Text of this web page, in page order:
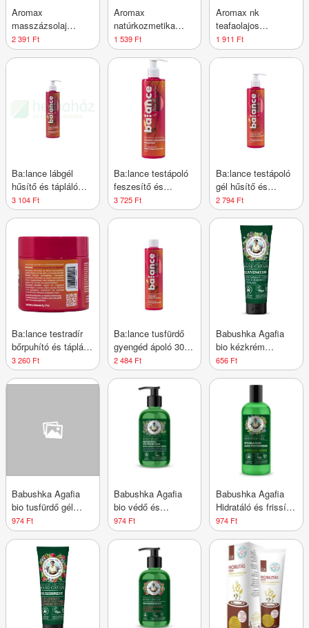
Aromax
masszázsolaj
relaxa 250 ml
2 391 Ft
Aromax
natúrkozmetika
mellápoló olaj 20 ml
1 539 Ft
Aromax nk
teafaolajos
körömápoló olaj 10
ml
1 911 Ft
Ba:lance lábgél
hűsítő és tápláló
300 ml
3 104 Ft
Ba:lance testápoló
feszesítő és
bemelegítő 300 ml
3 725 Ft
Ba:lance testápoló
gél hűsítő és
nyugtató 300 ml
2 794 Ft
Ba:lance testradír
bőrpuhító és tápláló
200 ml
3 260 Ft
Ba:lance tusfürdő
gyengéd ápoló 300
ml
2 484 Ft
Babushka Agafia
bio kézkrém
megújító
fehérsomkóró
kivonattal és bur
marigold virágvízzel
656 Ft
Babushka Agafia
bio tusfürdő gél
antioxidáns sarki
fehérnyír- és
vörösáfonya-
kivonattal 260 ml
974 Ft
Babushka Agafia
bio védő és
hidratáló folyékony
szappan zsálya,
rozmaring illóolaj és
zsályacserje
kivonattal 300 ml
974 Ft
Babushka Agafia
Hidratáló és frissítő
tusfürdő gél 5
mezei
gyógynövénnyel
974 Ft